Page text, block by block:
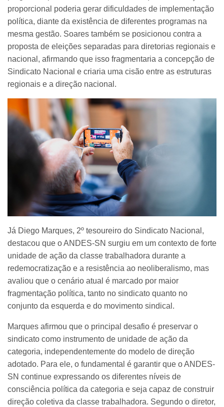
proporcional poderia gerar dificuldades de implementação
política, diante da existência de diferentes programas na
mesma gestão. Soares também se posicionou contra a
proposta de eleições separadas para diretorias regionais e
nacional, afirmando que isso fragmentaria a concepção de
Sindicato Nacional e criaria uma cisão entre as estruturas
regionais e a direção nacional.
Já Diego Marques, 2º tesoureiro do Sindicato Nacional,
destacou que o ANDES-SN surgiu em um contexto de forte
unidade de ação da classe trabalhadora durante a
redemocratização e a resistência ao neoliberalismo, mas
avaliou que o cenário atual é marcado por maior
fragmentação política, tanto no sindicato quanto no
conjunto da esquerda e do movimento sindical.
Marques afirmou que o principal desafio é preservar o
sindicato como instrumento de unidade de ação da
categoria, independentemente do modelo de direção
adotado. Para ele, o fundamental é garantir que o ANDES-
SN continue expressando os diferentes níveis de
consciência política da categoria e seja capaz de construir
direção coletiva da classe trabalhadora. Segundo o diretor,